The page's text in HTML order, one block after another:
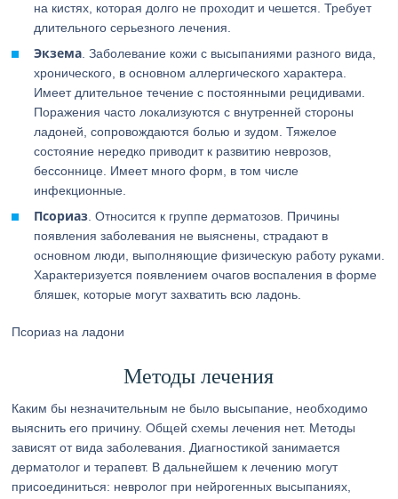
на кистях, которая долго не проходит и чешется. Требует
длительного серьезного лечения.
Экзема . Заболевание кожи с высыпаниями разного вида,
хронического, в основном аллергического характера.
Имеет длительное течение с постоянными рецидивами.
Поражения часто локализуются с внутренней стороны
ладоней, сопровождаются болью и зудом. Тяжелое
состояние нередко приводит к развитию неврозов,
бессоннице. Имеет много форм, в том числе
инфекционные.
Псориаз . Относится к группе дерматозов. Причины
появления заболевания не выяснены, страдают в
основном люди, выполняющие физическую работу руками.
Характеризуется появлением очагов воспаления в форме
бляшек, которые могут захватить всю ладонь.
Псориаз на ладони
Методы лечения
Каким бы незначительным не было высыпание, необходимо
выяснить его причину. Общей схемы лечения нет. Методы
зависят от вида заболевания. Диагностикой занимается
дерматолог и терапевт. В дальнейшем к лечению могут
присоединиться: невролог при нейрогенных высыпаниях,